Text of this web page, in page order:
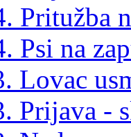
Pritužba
Psi na
Lovac
Prijava -